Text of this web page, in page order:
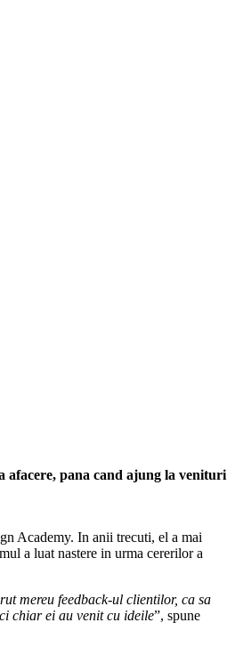
afacere, pana cand ajung la venituri
Academy. In anii trecuti, el a mai
a luat nastere in urma cererilor a
mereu feedback-ul clientilor, ca sa
chiar ei au venit cu ideile”, spune